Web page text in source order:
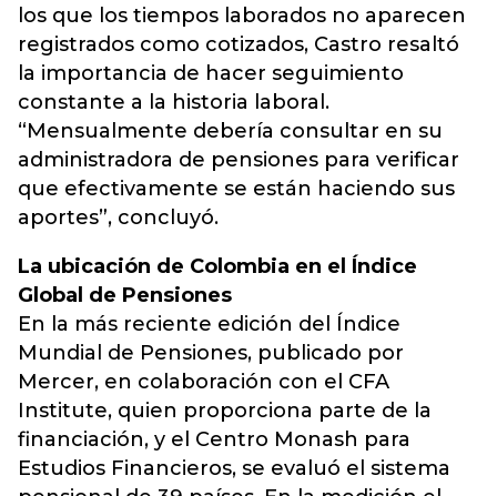
los que los tiempos laborados no aparecen
registrados como cotizados, Castro resaltó
la importancia de hacer seguimiento
constante a la historia laboral.
“Mensualmente debería consultar en su
administradora de pensiones para verificar
que efectivamente se están haciendo sus
aportes”, concluyó.
La ubicación de Colombia en el Índice
Global de Pensiones
En la más reciente edición del Índice
Mundial de Pensiones, publicado por
Mercer, en colaboración con el CFA
Institute, quien proporciona parte de la
financiación, y el Centro Monash para
Estudios Financieros, se evaluó el sistema